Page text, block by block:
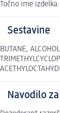
Točno ime
Sestavine
BUTANE,
Navodilo